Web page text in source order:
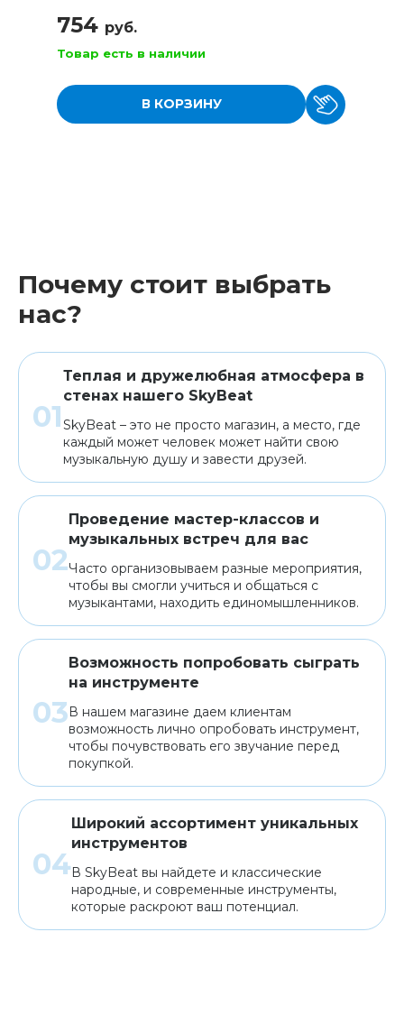
754 руб.
Товар есть в наличии
В КОРЗИНУ
Почему стоит выбрать
нас?
Теплая и дружелюбная атмосфера в
стенах нашего SkyBeat
SkyBeat – это не просто магазин, а место, где
каждый может человек может найти свою
музыкальную душу и завести друзей.
Проведение мастер-классов и
музыкальных встреч для вас
Часто организовываем разные мероприятия,
чтобы вы смогли учиться и общаться с
музыкантами, находить единомышленников.
Возможность попробовать сыграть
на инструменте
В нашем магазине даем клиентам
возможность лично опробовать инструмент,
чтобы почувствовать его звучание перед
покупкой.
Широкий ассортимент уникальных
инструментов
В SkyBeat вы найдете и классические
народные, и современные инструменты,
которые раскроют ваш потенциал.